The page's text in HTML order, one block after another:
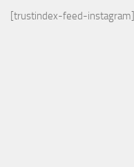
[trustindex-feed-instagram]